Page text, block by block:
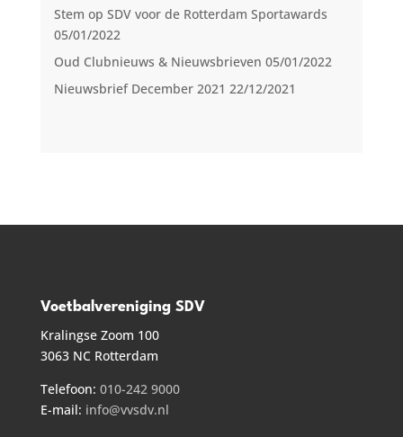
Stem op SDV voor de Rotterdam Sportawards
05/01/2022
Oud Clubnieuws & Nieuwsbrieven 05/01/2022
Nieuwsbrief December 2021 22/12/2021
Voetbalvereniging SDV
Kralingse Zoom 100
3063 NC Rotterdam
Telefoon: 010-242 9000
E-mail: info@vvsdv.nl